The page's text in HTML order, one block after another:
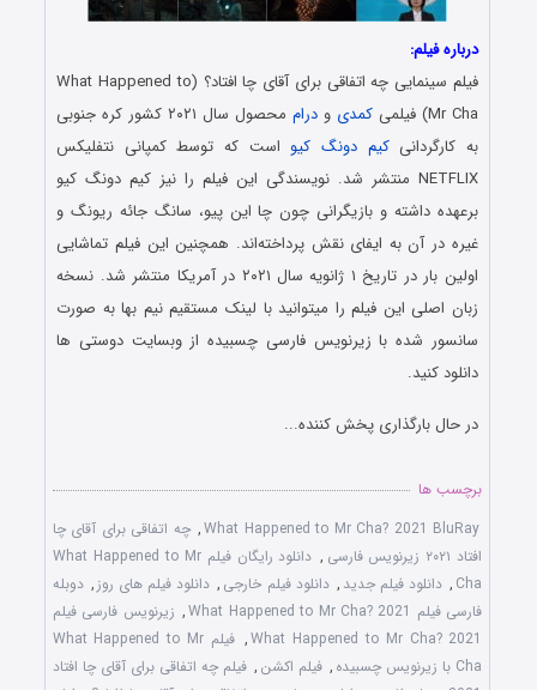
درباره فیلم:
فیلم سینمایی چه اتفاقی برای آقای چا افتاد؟ (What Happened to
Mr Cha) فیلمی
کمدی و درام
محصول سال ۲۰۲۱ کشور کره جنوبی
به کارگردانیکیم دونگ کیو است که توسط کمپانی نتفلیکس
NETFLIX منتشر شد. نویسندگی این فیلم را نیز کیم دونگ کیو
برعهده داشته و بازیگرانی چون چا این پیو، سانگ جائه ریونگ و
غیره در آن به ایفای نقش پرداخته‌اند. همچنین این فیلم تماشایی
اولین بار در تاریخ ۱ ژانویه سال ۲۰۲۱ در آمریکا منتشر شد. نسخه
زبان اصلی این فیلم را میتوانید با لینک مستقیم نیم بها به صورت
سانسور شده با زیرنویس فارسی چسبیده از وبسایت دوستی ها
دانلود کنید.
در حال بارگذاری پخش کننده...
برچسب ها
What Happened to Mr Cha? 2021 BluRay
, چه اتفاقی برای آقای چا
افتاد ۲۰۲۱ زیرنویس فارسی
,
دانلود رایگان فیلم What Happened to Mr
Cha
, دانلود فیلم جدید , دانلود فیلم خارجی , دانلود فیلم های روز , دوبله
فارسی فیلم What Happened to Mr Cha? 2021
, زیرنویس فارسی فیلم
What Happened to Mr Cha? 2021
,
فیلم What Happened to Mr
Cha با زیرنویس چسبیده
, فیلم اکشن , فیلم چه اتفاقی برای آقای چا افتاد